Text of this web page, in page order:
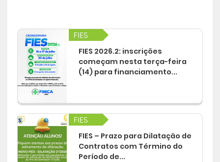
Cursos deGraduação
Informações e Serviços
Biblioteca
Imprensa
Central de Atendimento
FIES
FIES 2026.2: inscrições
começam nesta terça-feira
(14) para financiamento...
FIES
FIES – Prazo para Dilatação de
Contratos com Término do
Período de...